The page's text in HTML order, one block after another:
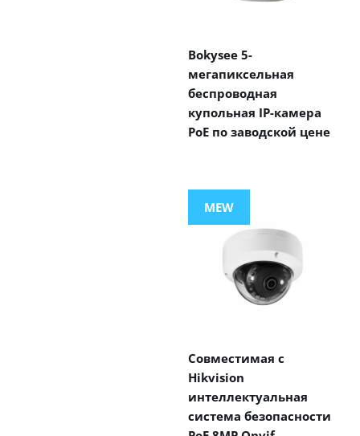
Bokysee 5-
мегапиксельная
беспроводная
купольная IP-камера
PoE по заводской цене
MEW
Совместимая с
Hikvision
интеллектуальная
система безопасности